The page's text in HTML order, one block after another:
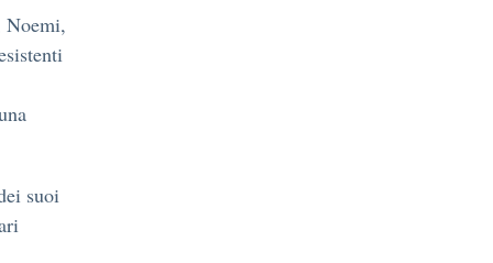
Noemi,
suoi